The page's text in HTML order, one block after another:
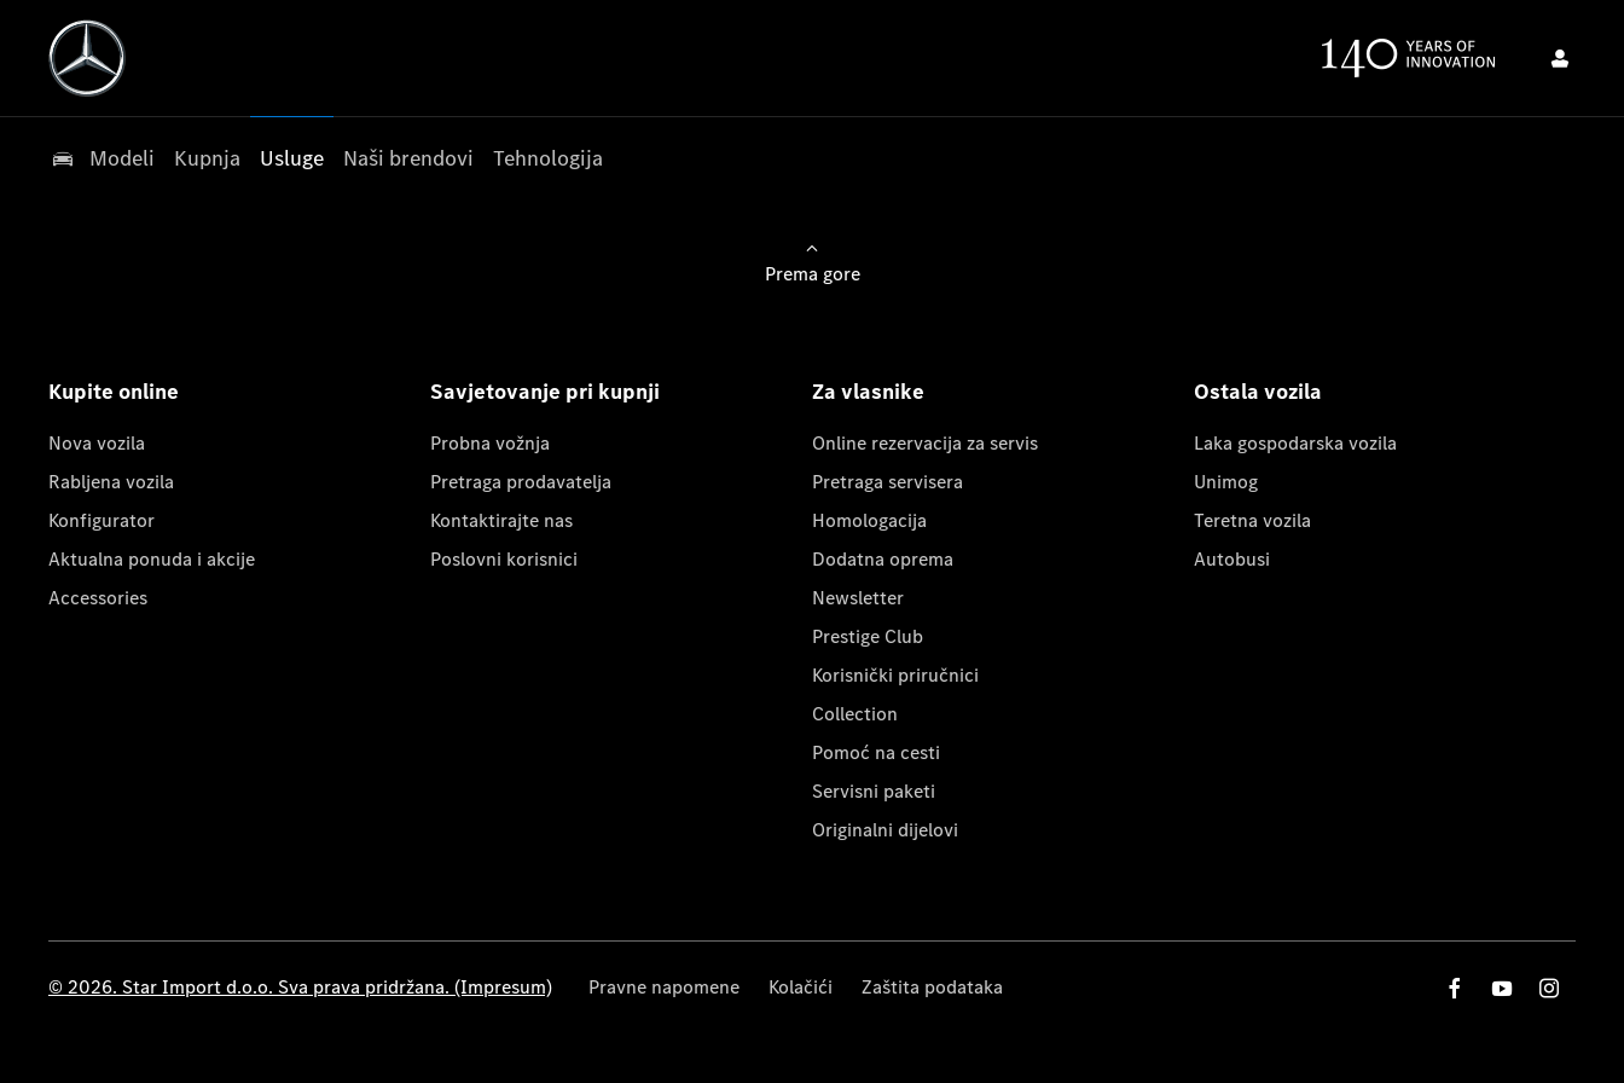
Modeli Kupnja Usluge Naši brendovi Tehnologija
Prema gore
Kupite online
Nova vozila
Rabljena vozila
Konfigurator
Aktualna ponuda i akcije
Accessories
Savjetovanje pri kupnji
Probna vožnja
Pretraga prodavatelja
Kontaktirajte nas
Poslovni korisnici
Za vlasnike
Online rezervacija za servis
Pretraga servisera
Homologacija
Dodatna oprema
Newsletter
Prestige Club
Korisnički priručnici
Collection
Pomoć na cesti
Servisni paketi
Originalni dijelovi
Ostala vozila
Laka gospodarska vozila
Unimog
Teretna vozila
Autobusi
© 2026. Star Import d.o.o. Sva prava pridržana. (Impresum) Pravne napomene Kolačići Zaštita podataka